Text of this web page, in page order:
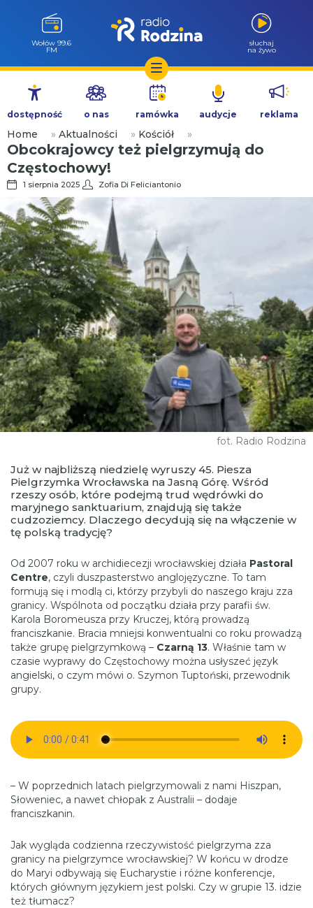
Przejdź
treści
Wołów 99.6
FM
słuchaj
na żywo
dostępność o nas ramówka audycje reklama
Home » Aktualności » Kościół »
Obcokrajowcy też pielgrzymują do
Częstochowy!
1 sierpnia 2025 Zofia Di Feliciantonio
fot. Radio Rodzina
Już w najbliższą niedzielę wyruszy 45. Piesza
Pielgrzymka Wrocławska na Jasną Górę. Wśród
rzeszy osób, które podejmą trud wędrówki do
maryjnego sanktuarium, znajdują się także
cudzoziemcy. Dlaczego decydują się na włączenie w
tę polską tradycję?
Od 2007 roku w archidiecezji wrocławskiej działa Pastoral
Centre, czyli duszpasterstwo anglojęzyczne. To tam
formują się i modlą ci, którzy przybyli do naszego kraju zza
granicy. Wspólnota od początku działa przy parafii św.
Karola Boromeusza przy Kruczej, którą prowadzą
franciszkanie. Bracia mniejsi konwentualni co roku prowadzą
także grupę pielgrzymkową – Czarną 13. Właśnie tam w
czasie wyprawy do Częstochowy można usłyszeć język
angielski, o czym mówi o. Szymon Tuptoński, przewodnik
grupy.
– W poprzednich latach pielgrzymowali z nami Hiszpan,
Słoweniec, a nawet chłopak z Australii – dodaje
franciszkanin.
Jak wygląda codzienna rzeczywistość pielgrzyma zza
granicy na pielgrzymce wrocławskiej? W końcu w drodze
do Maryi odbywają się Eucharystie i różne konferencje,
których głównym językiem jest polski. Czy w grupie 13. idzie
też tłumacz?